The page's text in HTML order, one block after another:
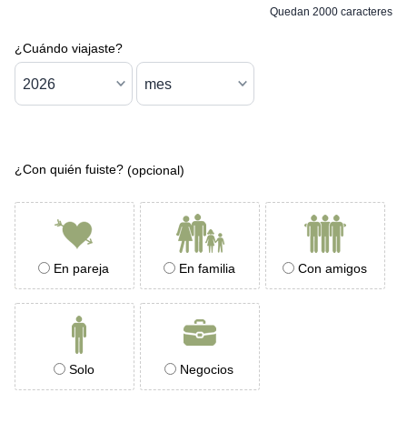
Quedan 2000 caracteres
¿Cuándo viajaste?
¿Con quién fuiste? (opcional)
En pareja En familia Con amigos
Solo Negocios